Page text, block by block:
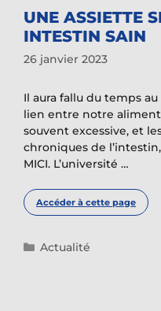
UNE ASSIETTE
INTESTIN SAIN
26 janvier 2023
Il aura fallu du temps
lien entre notre
souvent excessive, et
chroniques de
MICI. L’université …
Accéder à cette page
Catégories
Actualité